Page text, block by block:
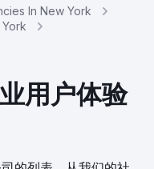
In New York
用户体验